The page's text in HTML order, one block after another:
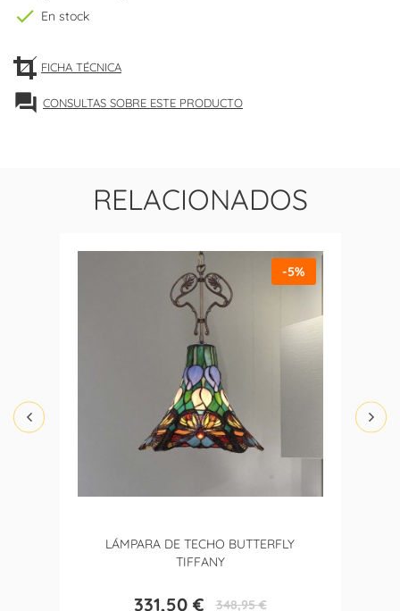
check En stock
FICHA TÉCNICA
forum CONSULTAS SOBRE ESTE PRODUCTO
RELACIONADOS
LÁMPARA DE TECHO BUTTERFLY
TIFFANY
331,50 € 348,95 €
-5%